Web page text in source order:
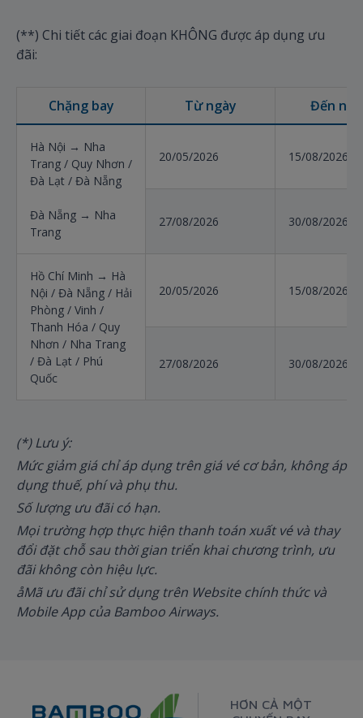
(**) Chi tiết các giai đoạn KHÔNG được áp dụng ưu
đãi:
Chặng bay Từ ngày Đến
Hà Nội → Nha
Trang / Quy Nhơn /
Đà Lạt / Đà Nẵng
Đà Nẵng → Nha
Trang
20/05/2026 15/08/2026
27/08/2026 30/08/2026
Hồ Chí Minh → Hà
Nội / Đà Nẵng / Hải
Phòng / Vinh /
Thanh Hóa / Quy
Nhơn / Nha Trang
/ Đà Lạt / Phú
Quốc
20/05/2026 15/08/2026
27/08/2026 30/08/2026
(*) Lưu ý:
Mức giảm giá chỉ áp dụng trên giá vé cơ bản, không áp
dụng thuế, phí và phụ thu.
Số lượng ưu đãi có hạn.
Mọi trường hợp thực hiện thanh toán xuất vé và thay
đổi đặt chỗ sau thời gian triển khai chương trình, ưu
đãi không còn hiệu lực.
åMã ưu đãi chỉ sử dụng trên Website chính thức và
Mobile App của Bamboo Airways.
HƠN CẢ MỘT